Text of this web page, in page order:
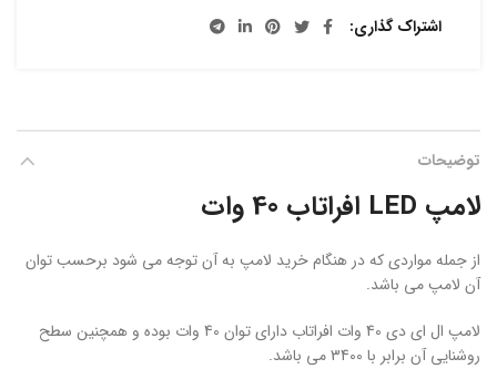
اشتراک گذاری
توضیحات
لامپ LED افراتاب 40 وات
از جمله مواردی که در هنگام خرید لامپ به آن توجه می شود برحسب توان
آن لامپ می باشد.
لامپ ال ای دی 40 وات افراتاب دارای توان 40 وات بوده و همچنین سطح
روشنایی آن برابر با 3400 می باشد.